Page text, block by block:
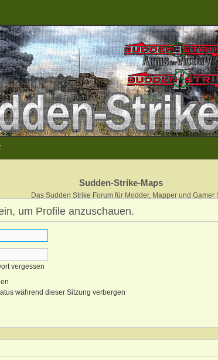
Sudden-Strike-Maps
Das Sudden Strike Forum für Modder, Mapper und Gamer !
um Profile anzuschauen.
vergessen
während dieser Sitzung verbergen